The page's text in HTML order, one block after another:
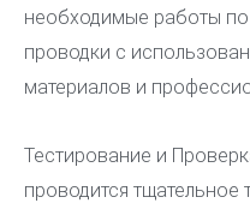
необходимые работы
проводки с
материалов и
Тестирование и
проводится тщательное